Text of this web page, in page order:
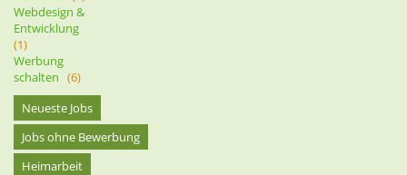
Webdesign &
Entwicklung
(1)
Werbung
schalten (6)
Neueste Jobs
Jobs ohne Bewerbung
Heimarbeit